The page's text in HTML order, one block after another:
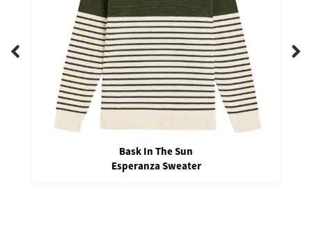
Bask In The Sun
Esperanza Sweater